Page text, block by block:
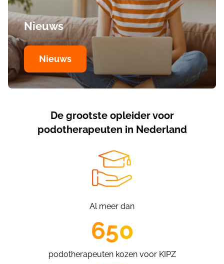
Nieuws
Nieuws
De grootste opleider voor
podotherapeuten in Nederland
Al meer dan
650
podotherapeuten kozen voor KIPZ